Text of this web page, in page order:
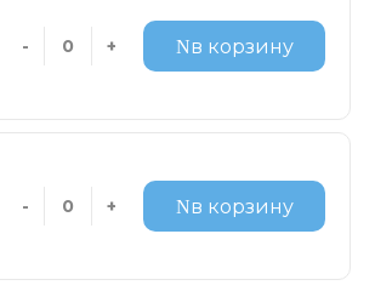
- + в корзину
- + в корзину